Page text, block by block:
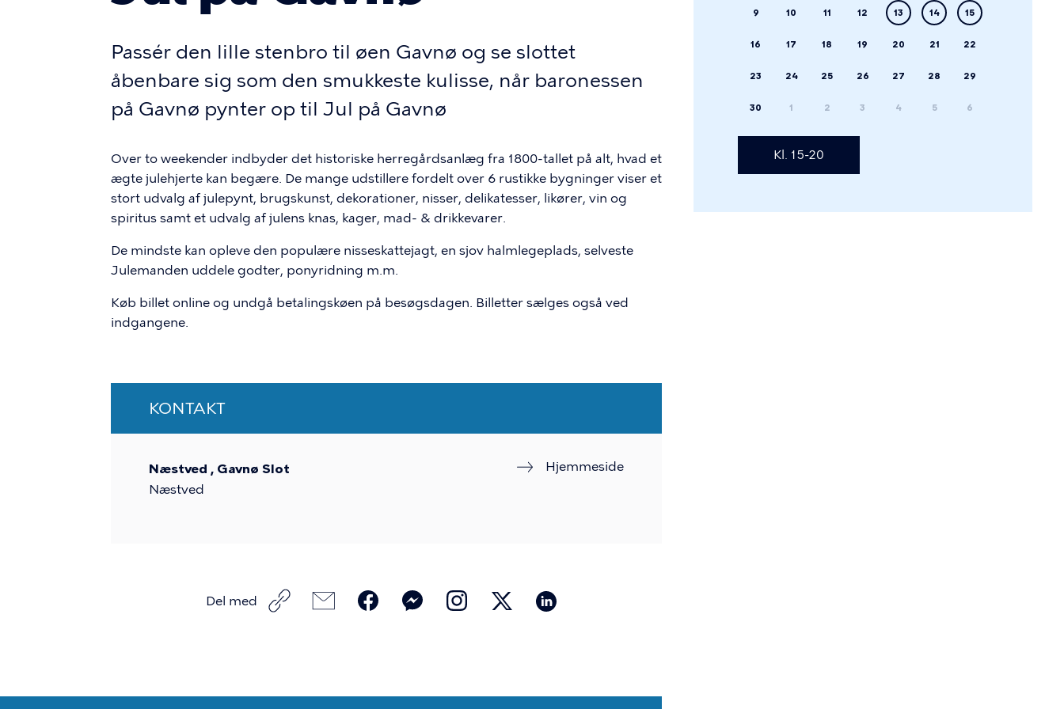
9 10 11 12 13 14 15
16 17 18 19 20 21 22
23 24 25 26 27 28 29
30 1 2 3 4 5 6
Kl. 15-20
Passér den lille stenbro til øen Gavnø og se slottet
åbenbare sig som den smukkeste kulisse, når baronessen
på Gavnø pynter op til Jul på Gavnø
Over to weekender indbyder det historiske herregårdsanlæg fra 1800-tallet på alt, hvad et
ægte julehjerte kan begære. De mange udstillere fordelt over 6 rustikke bygninger viser et
stort udvalg af julepynt, brugskunst, dekorationer, nisser, delikatesser, likører, vin og
spiritus samt et udvalg af julens knas, kager, mad- & drikkevarer.
De mindste kan opleve den populære nisseskattejagt, en sjov halmlegeplads, selveste
Julemanden uddele godter, ponyridning m.m.
Køb billet online og undgå betalingskøen på besøgsdagen. Billetter sælges også ved
indgangene.
KONTAKT
Næstved , Gavnø Slot
Næstved
Hjemmeside
Del med